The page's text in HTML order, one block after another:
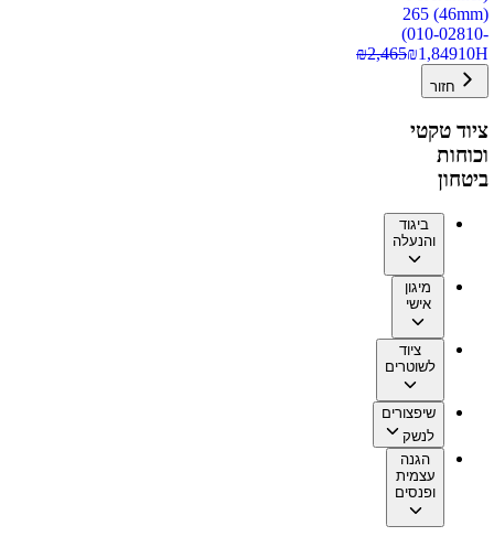
265 (46mm)
(010-02810-
10H
₪1,849
₪2,465
חזור
ציוד טקטי
וכוחות
ביטחון
ביגוד
והנעלה
מיגון
אישי
ציוד
לשוטרים
שיפצורים
לנשק
הגנה
עצמית
ופנסים